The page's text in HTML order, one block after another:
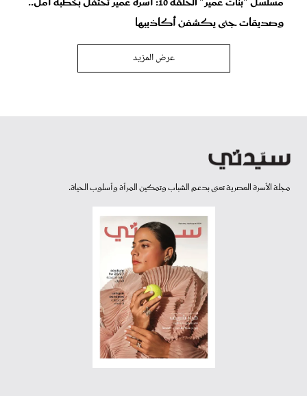
وصديقات جنى يكشفن أكاذيبها
عرض المزيد
مجلة الأسرة العصرية تعنى بدعم الشباب وتمكين المرأة وأسلوب الحياة.